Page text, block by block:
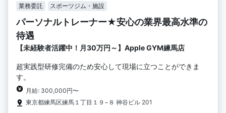
業務委託 スポーツジム・施設
パーソナルトレーナー★安心の業界最高水準の
待遇
【未経験者活躍中！月30万円～】Apple GYM練馬店
超実践型研修完備のため安心して現場に立つことができま
す。
月給: 300,000円〜
東京都練馬区練馬１丁目１９−８ 神谷ビル 201